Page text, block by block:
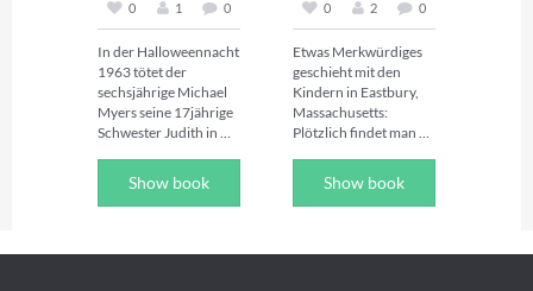
0 1 0
In der Halloweennacht
1963 tötet der
sechsjährige Michael
Myers seine 17jährige
Schwester Judith in
Haddonfield in Illinois
mit einem
Smith’s-Grove-
Show book
0 2 0
Etwas Merkwürdiges
geschieht mit den
Kindern in Eastbury,
Massachusetts:
Plötzlich findet man
Babies tot in ihren
Bettchen. Eine kalte
der Stadt, denn etwas
Show book